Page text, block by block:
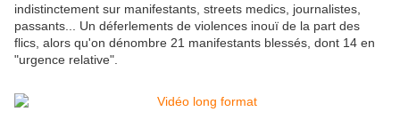
indistinctement sur manifestants, streets medics, journalistes,
passants... Un déferlements de violences inouï de la part des
flics, alors qu'on dénombre 21 manifestants blessés, dont 14 en
"urgence relative".